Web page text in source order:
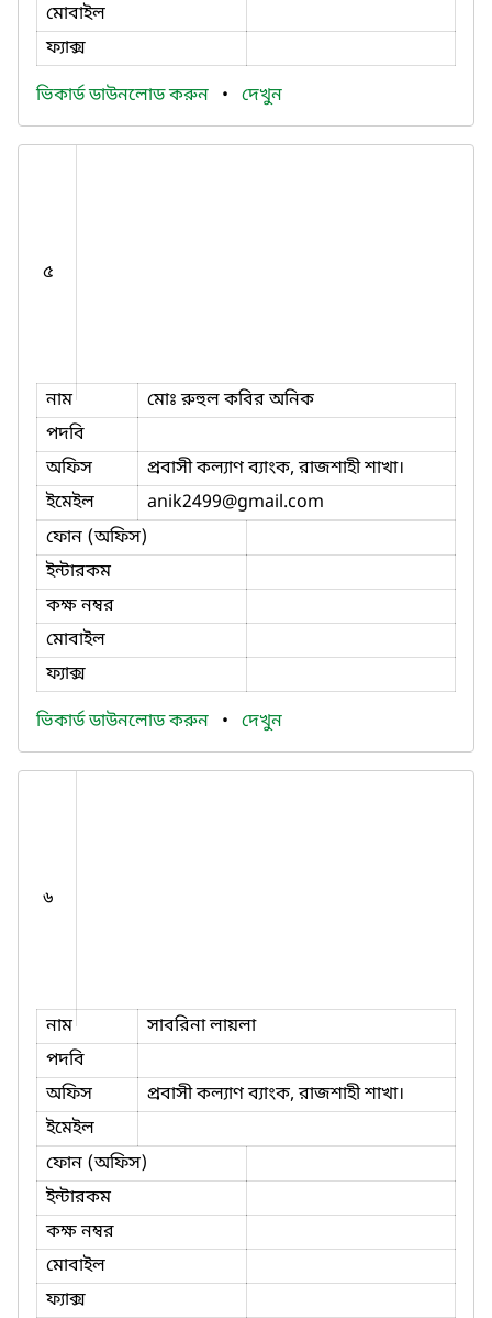
মোবাইল
ফ্যাক্স
ভিকার্ড ডাউনলোড করুন • দেখুন
৫
নাম
মোঃ রুহুল কবির অনিক
পদবি
অফিস
প্রবাসী কল্যাণ ব্যাংক, রাজশাহী শাখা।
ইমেইল
anik2499@gmail.com
ফোন (অফিস)
ইন্টারকম
কক্ষ নম্বর
মোবাইল
ফ্যাক্স
ভিকার্ড ডাউনলোড করুন • দেখুন
৬
নাম
সাবরিনা লায়লা
পদবি
অফিস
প্রবাসী কল্যাণ ব্যাংক, রাজশাহী শাখা।
ইমেইল
ফোন (অফিস)
ইন্টারকম
কক্ষ নম্বর
মোবাইল
ফ্যাক্স